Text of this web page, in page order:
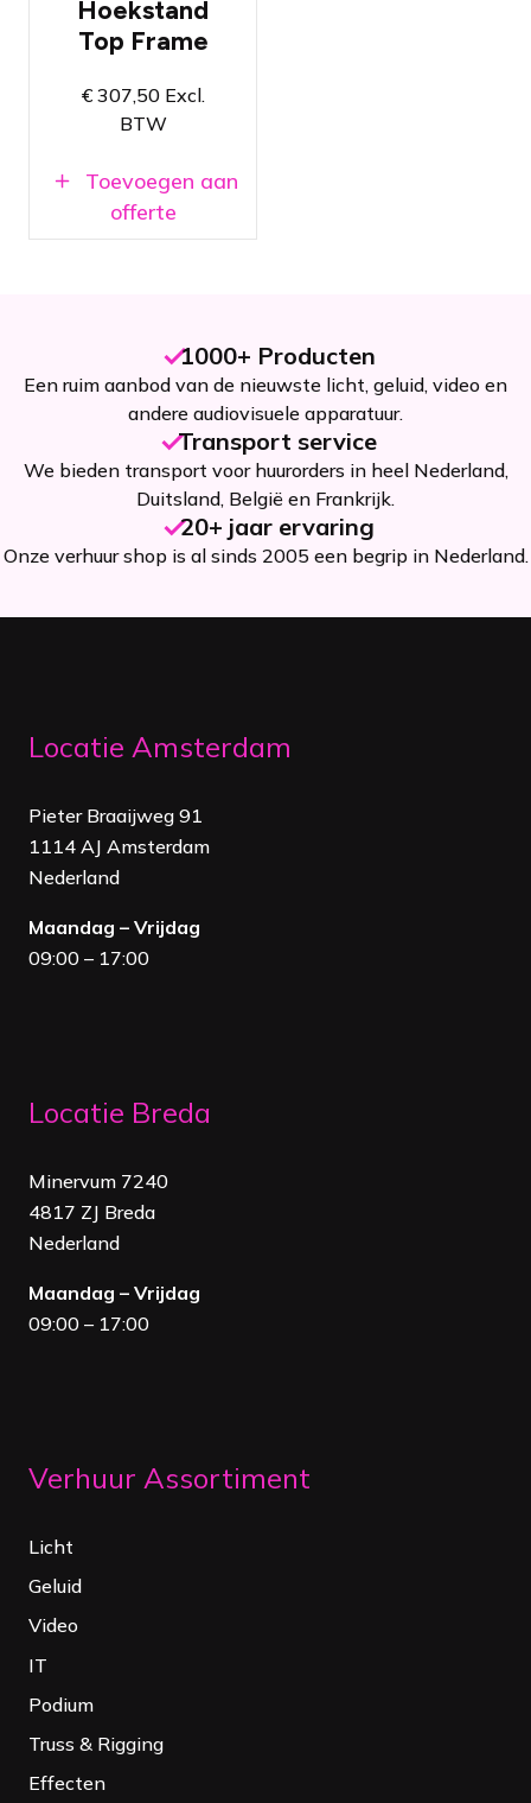
passen
(meerprijs)
in zilver en
zwart
met
verlichting
Hoekstand
Top Frame
€307,50Excl.
BTW
Toevoegen aan
offerte
1000+ Producten
Een ruim aanbod van de nieuwste licht, geluid, video en
andere audiovisuele apparatuur.
Transport service
We bieden transport voor huurorders in heel Nederland,
Duitsland, België en Frankrijk.
20+ jaar ervaring
Onze verhuur shop is al sinds 2005 een begrip in Nederland.
Locatie Amsterdam
Pieter Braaijweg 91
1114 AJ Amsterdam
Nederland
Maandag – Vrijdag
09:00 – 17:00
Locatie Breda
Minervum 7240
4817 ZJ Breda
Nederland
Maandag – Vrijdag
09:00 – 17:00
Verhuur Assortiment
Licht
Geluid
Video
IT
Podium
Truss & Rigging
Effecten